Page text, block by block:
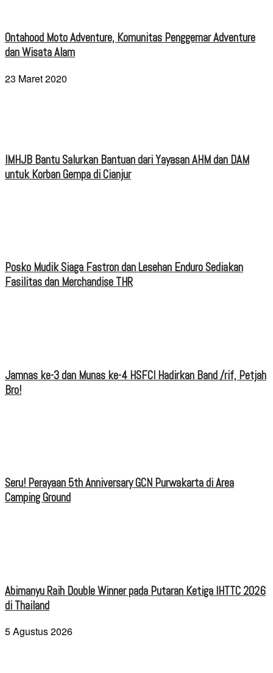
Ontahood Moto Adventure, Komunitas Penggemar Adventure
dan Wisata Alam
23 Maret 2020
IMHJB Bantu Salurkan Bantuan dari Yayasan AHM dan DAM
untuk Korban Gempa di Cianjur
Posko Mudik Siaga Fastron dan Lesehan Enduro Sediakan
Fasilitas dan Merchandise THR
Jamnas ke-3 dan Munas ke-4 HSFCI Hadirkan Band /rif, Petjah
Bro!
Seru! Perayaan 5th Anniversary GCN Purwakarta di Area
Camping Ground
Abimanyu Raih Double Winner pada Putaran Ketiga IHTTC 2026
di Thailand
5 Agustus 2026